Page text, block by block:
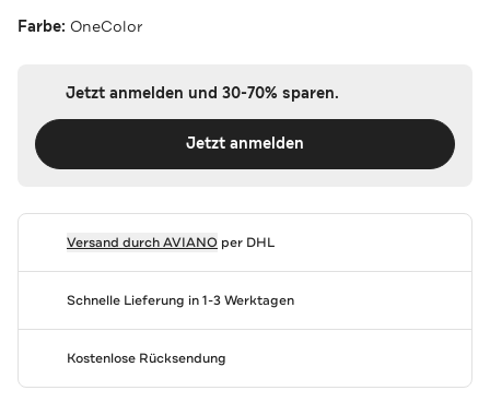
Farbe: OneColor
Jetzt anmelden und 30-70% sparen.
Jetzt anmelden
Versand durchAVIANOper DHL
Schnelle Lieferung in 1-3 Werktagen
Kostenlose Rücksendung